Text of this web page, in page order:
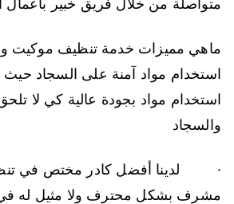
متواصلة من خلال فريق خبير بأعمال
ماهي مميزات خدمة تنظيف موكيت
استخدام مواد آمنة على السجاد
استخدام مواد بجودة عالية كي لا
والسجاد
· لدينا أفضل كادر مختص في
مشرف بشكل محترف ولا مثيل له